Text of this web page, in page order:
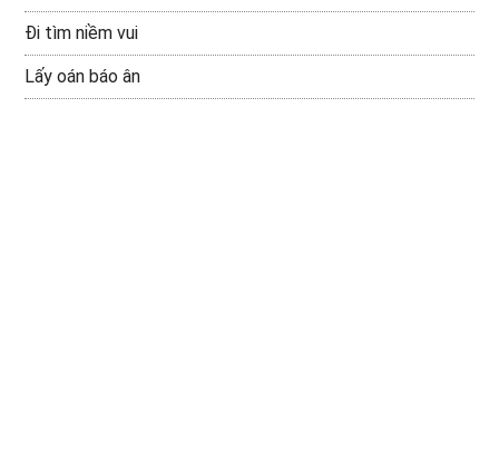
Đi tìm niềm vui
Lấy oán báo ân